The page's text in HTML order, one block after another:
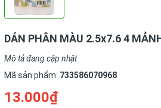
DÁN PHÂN MÀU 2.5x7.6 4
Mô tả đang cập nhật
Mã sản phẩm: 733586070968
13.000₫